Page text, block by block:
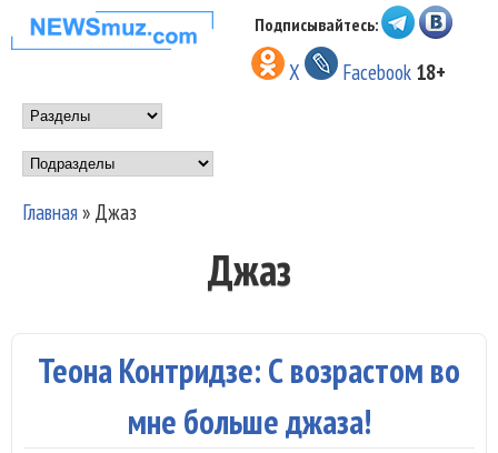
Перейти к основному
содержанию
НОВОСТИ
МУЗЫКИ И
ШОУ БИЗНЕСА
NEWSMUZ.COM
Подписывайтесь:
X Facebook 18+
Main menu
Подразделы
Вы здесь
Главная» Джаз
Джаз
Теона Контридзе: С возрастом во
мне больше джаза!